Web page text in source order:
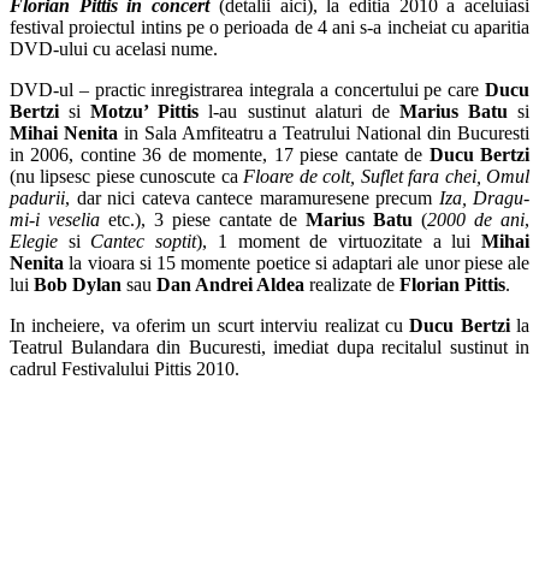
Florian Pittis in concert (detalii aici), la editia 2010 a aceluiasi
festival proiectul intins pe o perioada de 4 ani s-a incheiat cu aparitia
DVD-ului cu acelasi nume.
DVD-ul – practic inregistrarea integrala a concertului pe care Ducu
Bertzi siMotzu’ Pittis l-au sustinut alaturi de Marius Batusi
Mihai Nenita in Sala Amfiteatru a Teatrului National din Bucuresti
in 2006, contine 36 de momente, 17 piese cantate de Ducu Bertzi
(nu lipsesc piese cunoscute ca Floare de colt, Suflet fara chei, Omul
padurii, dar nici cateva cantece maramuresene precum Iza, Dragu-
mi-i veselia etc.), 3 piese cantate deMarius Batu (2000 de ani,
Elegie si Cantec soptit), 1 moment de virtuozitate a luiMihai
Nenita la vioara si 15 momente poetice si adaptari ale unor piese ale
lui Bob Dylan sau Dan Andrei Aldea realizate de Florian Pittis.
In incheiere, va oferim un scurt interviu realizat cuDucu Bertzila
Teatrul Bulandara din Bucuresti, imediat dupa recitalul sustinut in
cadrul Festivalului Pittis 2010.